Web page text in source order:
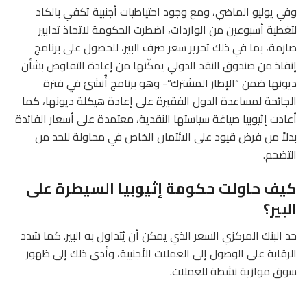
وفي يوليو الماضي، ومع وجود احتياطيات أجنبية تكفي بالكاد
لتغطية أسبوعين من الواردات، اضطرت الحكومة لاتخاذ تدابير
صارمة، بما في ذلك تحرير سعر صرف البير، للحصول على برنامج
إنقاذ من صندوق النقد الدولي يمكّنها من إعادة التفاوض بشأن
ديونها ضمن “الإطار المشترك”- وهو برنامج أُنشئ في فترة
الجائحة لمساعدة الدول الفقيرة على إعادة هيكلة ديونها، كما
أعادت إثيوبيا صياغة سياستها النقدية، معتمدة على أسعار الفائدة
بدلاً من فرض قيود على الائتمان الخاص في محاولة للحد من
التضخم.
كيف حاولت حكومة إثيوبيا السيطرة على
البير؟
حد البنك المركزي السعر الذي يمكن أن يُتداول به البير. كما شدد
الرقابة على الوصول إلى العملات الأجنبية، وأدى ذلك إلى ظهور
سوق موازية نشطة للعملات.